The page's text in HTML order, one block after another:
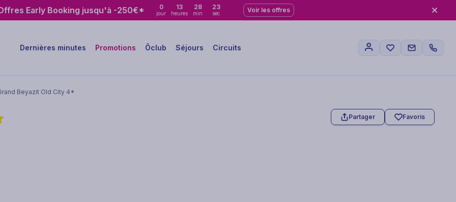
Early Booking jusqu'à -250€* 0
jour
13
heures
28
min
22
sec Voir les offres
Dernières minutes Promotions Ôclub Séjours Circuits
Beyazit Old City 4*
Partager Favoris